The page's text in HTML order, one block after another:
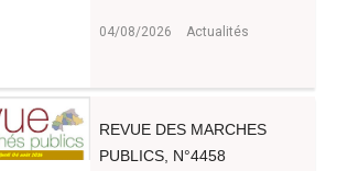
04/08/2026 Actualités
REVUE DES MARCHES
PUBLICS, N°4458